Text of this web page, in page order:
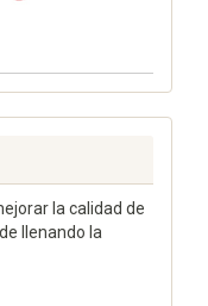
la calidad de
llenando la